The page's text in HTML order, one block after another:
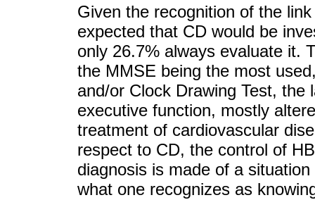
Given the recognition of the
expected that CD would be
only 26.7% always evaluate it.
the MMSE being the most
and/or Clock Drawing Test,
executive function, mostly
treatment of cardiovascular
respect to CD, the control of
diagnosis is made of a
what one recognizes as